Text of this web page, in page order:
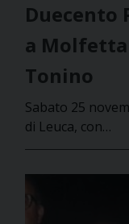
Duecento
a Molfetta
Tonino
Sabato 25
di Leuca, con…